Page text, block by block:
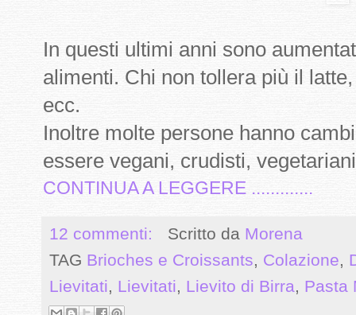
In questi ultimi anni sono
alimenti. Chi non tollera più il
ecc.
Inoltre molte persone hanno
essere vegani, crudisti,
CONTINUA A LEGGERE .............
12 commenti: Scritto da Morena
TAG Brioches e Croissants, Colazione,
Lievitati, Lievitati, Lievito di Birra, Pasta